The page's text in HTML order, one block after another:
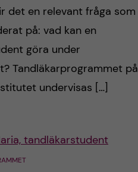
det en relevant fråga som
på: vad kan en
göra under
Tandläkarprogrammet på
undervisas […]
tandläkarstudent